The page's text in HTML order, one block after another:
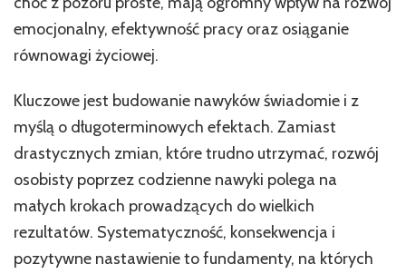
emocjonalny, efektywność pracy oraz osiąganie
równowagi życiowej.
Kluczowe jest budowanie nawyków świadomie i z
myślą o długoterminowych efektach. Zamiast
drastycznych zmian, które trudno utrzymać, rozwój
osobisty poprzez codzienne nawyki polega na
małych krokach prowadzących do wielkich
rezultatów. Systematyczność, konsekwencja i
pozytywne nastawienie to fundamenty, na których